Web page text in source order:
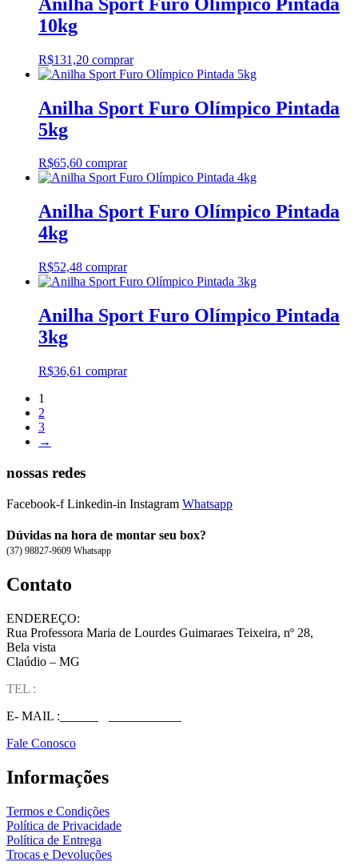
10kg
R$131,20 comprar
Anilha Sport Furo Olímpico Pintada
5kg
R$65,60 comprar
Anilha Sport Furo Olímpico Pintada
4kg
R$52,48 comprar
Anilha Sport Furo Olímpico Pintada
3kg
R$36,61 comprar
1
2
3
→
nossas redes
Facebook-f Linkedin-in Instagram Whatsapp
Dúvidas na hora de montar seu box?
(37) 98827-9609 Whatsapp
Contato
ENDEREÇO:
Rua Professora Maria de Lourdes Guimaraes Teixeira, nº 28,
Bela vista
Claúdio – MG
TEL :
E- MAIL :
Fale Conosco
Informações
Termos e Condições
Política de Privacidade
Política de Entrega
Trocas e Devoluções